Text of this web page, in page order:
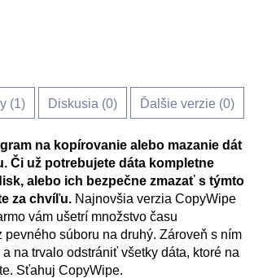
(1) Diskusia (0) Ďalšie verzie (0)
na kopírovanie alebo mazanie dát
Či už potrebujete dáta kompletne
alebo ich bezpečne zmazať s týmto
za chvíľu. Najnovšia verzia CopyWipe
vám ušetrí množstvo času
pevného súboru na druhý. Zároveň s ním
na trvalo odstrániť všetky dáta, ktoré na
Sťahuj CopyWipe.